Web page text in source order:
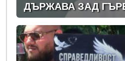
ДЪРЖАВА ЗАД
ПРАВИТЕЛСТВОТО?
(РАЗСЛЕДВАНЕ)